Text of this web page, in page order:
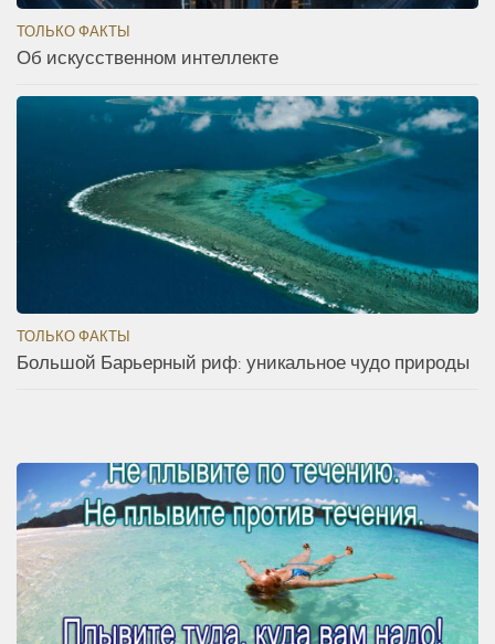
ТОЛЬКО ФАКТЫ
Об искусственном интеллекте
ТОЛЬКО ФАКТЫ
Большой Барьерный риф: уникальное чудо природы